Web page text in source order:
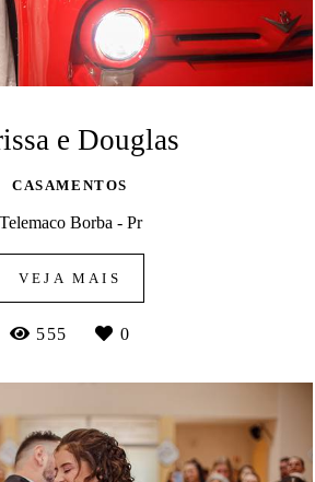
e Douglas
CASAMENTOS
Telemaco Borba - Pr
VEJA MAIS
555 0